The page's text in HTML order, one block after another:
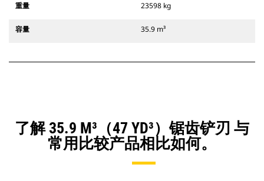
重量 23598 kg
容量 35.9 m³
了解 35.9 M³（47 YD³）锯齿铲刃 与
常用比较产品相比如何。